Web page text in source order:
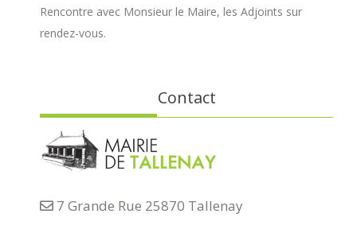
Rencontre avec Monsieur le Maire, les Adjoints sur
rendez-vous.
Contact
7 Grande Rue 25870 Tallenay